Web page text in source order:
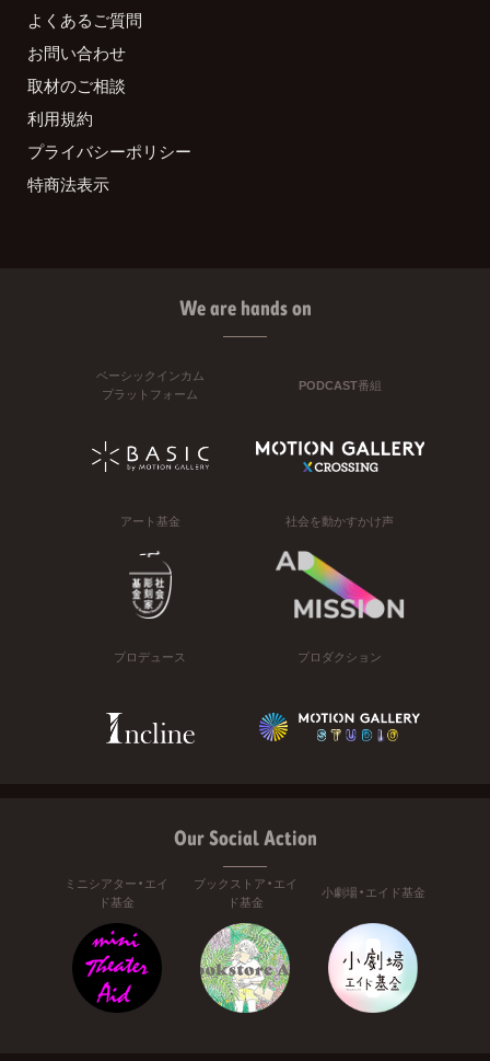
よくあるご質問
お問い合わせ
取材のご相談
利用規約
プライバシーポリシー
特商法表示
We are hands on
ベーシックインカム
プラットフォーム
PODCAST番組
アート基金 社会を動かすかけ声
プロデュース プロダクション
Our Social Action
ミニシアター・エイ
ド基金
ブックストア・エイ
ド基金
小劇場・エイド基金